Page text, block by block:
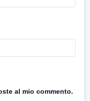
al mio commento.